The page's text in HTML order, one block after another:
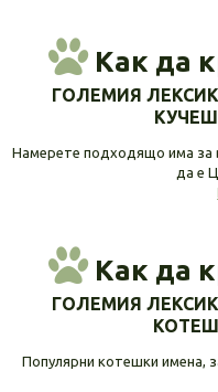
Как да
ГОЛЕМИЯ
Намерете подходящо има за
да е
Как да
ГОЛЕМИЯ
Популярни котешки имена,